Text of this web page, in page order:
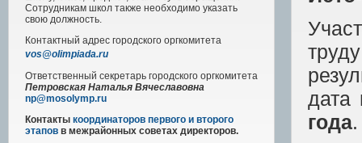
Сотрудникам школ также необходимо указать
свою должность.
Контактный адрес городского оргкомитета
vos@olimpiada.ru
Ответственный секретарь городского оргкомитета
Петровская Наталья Вячеславовна
np@mosolymp.ru
Контакты координаторов первого и второго
этапов в межрайонных советах директоров.
дата
года